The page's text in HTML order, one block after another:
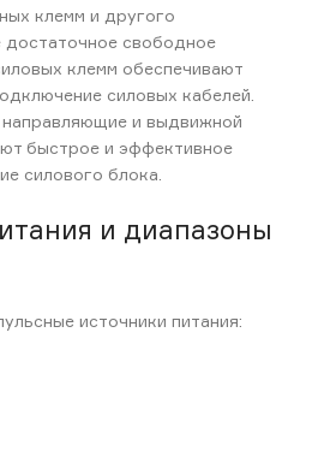
клемм и другого
достаточное свободное
клемм обеспечивают
силовых кабелей.
и выдвижной
быстрое и эффективное
силового блока.
и диапазоны
источники питания: